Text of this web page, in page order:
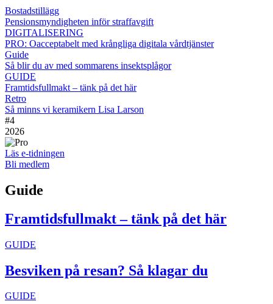
Bostadstillägg
Pensionsmyndigheten inför straffavgift
DIGITALISERING
PRO: Oacceptabelt med krångliga digitala vårdtjänster
Guide
Så blir du av med sommarens insektsplågor
GUIDE
Framtidsfullmakt – tänk på det här
Retro
Så minns vi keramikern Lisa Larson
#4
2026
Läs e-tidningen
Bli medlem
Guide
Framtidsfullmakt – tänk på det här
GUIDE
Besviken på resan? Så klagar du
GUIDE